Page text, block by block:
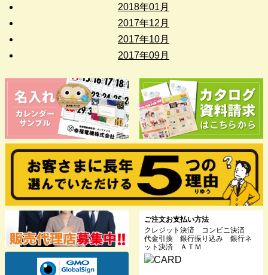
2018年01月
2017年12月
2017年10月
2017年09月
ご注文お支払い方法
クレジット決済 コンビニ決済
代金引換 銀行振り込み 銀行ネ
ット決済 ＡＴＭ